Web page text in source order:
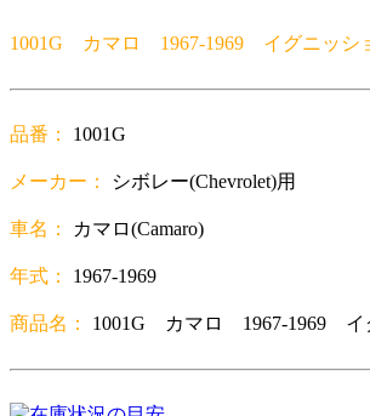
1001G カマロ 1967-1969 イグニッシ
品番： 1001G
メーカー： シボレー(Chevrolet)用
車名： カマロ(Camaro)
年式： 1967-1969
商品名： 1001G カマロ 1967-1969 イ